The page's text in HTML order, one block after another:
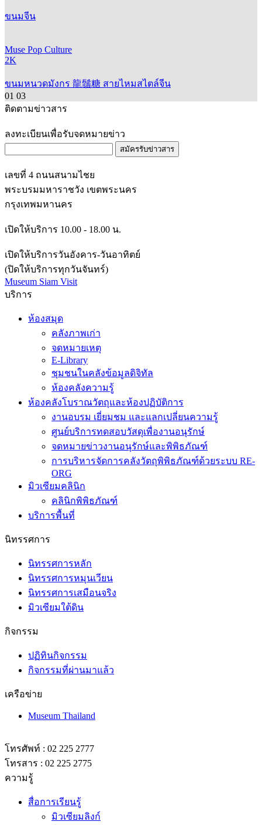
ขนมจีน
Muse Pop Culture
2K
ขนมหนวดมังกร 龍鬚糖 สายไหมสไตล์จีน
01 03
ติดตามข่าวสาร
ลงทะเบียนเพื่อรับจดหมายข่าว
สมัครรับข่าวสาร
เลขที่ 4 ถนนสนามไชย
พระบรมมหาราชวัง เขตพระนคร
กรุงเทพมหานคร
เปิดให้บริการ 10.00 - 18.00 น.
เปิดให้บริการวันอังคาร-วันอาทิตย์
(ปิดให้บริการทุกวันจันทร์)
Museum Siam Visit
บริการ
ห้องสมุด
คลังภาพเก่า
จดหมายเหตุ
E-Library
ชุมชนในคลังข้อมูลดิจิทัล
ห้องคลังความรู้
ห้องคลังโบราณวัตถุและห้องปฏิบัติการ
งานอบรม เยี่ยมชม และแลกเปลี่ยนความรู้
ศูนย์บริการทดสอบวัสดุเพื่องานอนุรักษ์
จดหมายข่าวงานอนุรักษ์และพิพิธภัณฑ์
การบริหารจัดการคลังวัตถุพิพิธภัณฑ์ด้วยระบบ RE-
ORG
มิวเซียมคลินิก
คลินิกพิพิธภัณฑ์
บริการพื้นที่
นิทรรศการ
นิทรรศการหลัก
นิทรรศการหมุนเวียน
นิทรรศการเสมือนจริง
มิวเซียมใต้ดิน
กิจกรรม
ปฏิทินกิจกรรม
กิจกรรมที่ผ่านมาแล้ว
เครือข่าย
Museum Thailand
โทรศัพท์ : 02 225 2777
โทรสาร : 02 225 2775
ความรู้
สื่อการเรียนรู้
มิวเซียมลิงก์